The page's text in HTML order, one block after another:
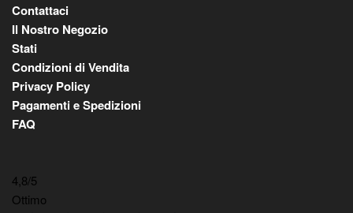
Contattaci
Il Nostro Negozio
Stati
Condizioni di Vendita
Privacy Policy
Pagamenti e Spedizioni
FAQ
4,8/5
Ottimo